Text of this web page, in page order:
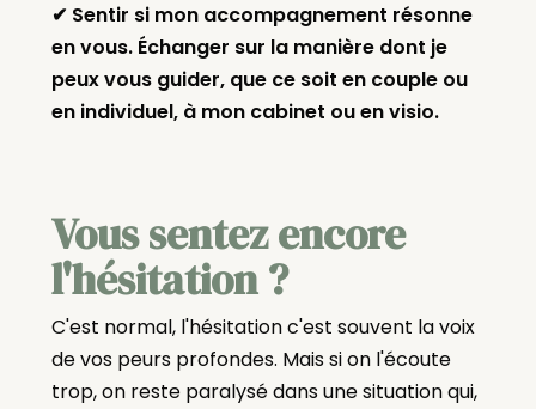
✔ Sentir si mon accompagnement résonne
en vous. Échanger sur la manière dont je
peux vous guider, que ce soit en couple ou
en individuel, à mon cabinet ou en visio.
Vous sentez encore
l'hésitation ?
C'est normal, l'hésitation c'est souvent la voix
de vos peurs profondes. Mais si on l'écoute
trop, on reste paralysé dans une situation qui,